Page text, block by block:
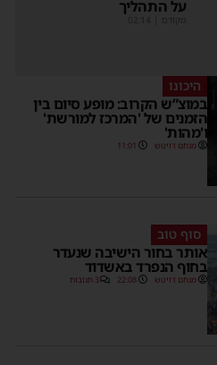
על התהליך
מקודם
היכונו
במוצ”ש הקרוב: מופע סיום בין
הזמנים של 'המרכז למורשת'
ו'מהות'
מנחם דויטש 11:01
סוף טוב
אותר בחור הישיבה שנעדר
בחוף הנפרד באשדוד
מנחם דויטש 22:08 3 תגובות